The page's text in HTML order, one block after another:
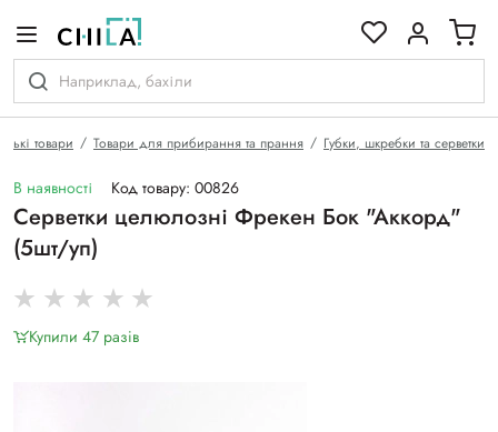
товари Товари для прибирання та прання Губки, шкребки та серветки
В наявності Код товару: 00826
Серветки целюлозні Фрекен Бок "Аккорд"
(5шт/уп)
Купили 47 разiв
гамі